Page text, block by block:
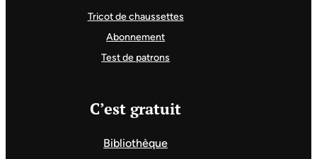
Tricot de chaussettes
Abonnement
Test de patrons
C’est gratuit
Bibliothèque